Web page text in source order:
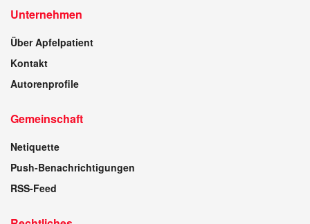
Unternehmen
Über Apfelpatient
Kontakt
Autorenprofile
Gemeinschaft
Netiquette
Push-Benachrichtigungen
RSS-Feed